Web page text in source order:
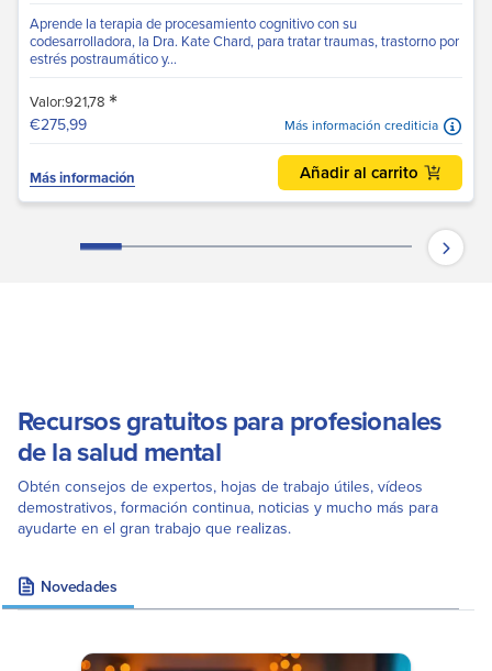
Aprende la terapia de procesamiento cognitivo con su
codesarrolladora, la Dra. Kate Chard, para tratar traumas, trastorno por
estrés postraumático y...
Valor:921,78 *
€275,99 Más información crediticia
Más información Añadir al carrito
Recursos gratuitos para profesionales
de la salud mental
Obtén consejos de expertos, hojas de trabajo útiles, vídeos
demostrativos, formación continua, noticias y mucho más para
ayudarte en el gran trabajo que realizas.
Novedades